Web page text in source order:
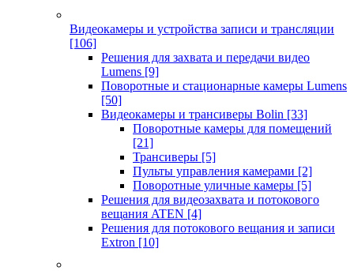
Видеокамеры и устройства записи и трансляции
[106]
Решения для захвата и передачи видео
Lumens [9]
Поворотные и стационарные камеры Lumens
[50]
Видеокамеры и трансиверы Bolin [33]
Поворотные камеры для помещений
[21]
Трансиверы [5]
Пульты управления камерами [2]
Поворотные уличные камеры [5]
Решения для видеозахвата и потокового
вещания ATEN [4]
Решения для потокового вещания и записи
Extron [10]